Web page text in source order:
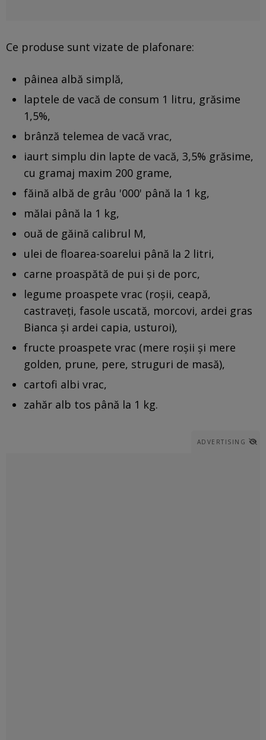
Ce produse sunt vizate de plafonare:
pâinea albă simplă,
laptele de vacă de consum 1 litru, grăsime
1,5%,
brânză telemea de vacă vrac,
iaurt simplu din lapte de vacă, 3,5% grăsime,
cu gramaj maxim 200 grame,
făină albă de grâu '000' până la 1 kg,
mălai până la 1 kg,
ouă de găină calibrul M,
ulei de floarea-soarelui până la 2 litri,
carne proaspătă de pui și de porc,
legume proaspete vrac (roșii, ceapă,
castraveți, fasole uscată, morcovi, ardei gras
Bianca și ardei capia, usturoi),
fructe proaspete vrac (mere roșii și mere
golden, prune, pere, struguri de masă),
cartofi albi vrac,
zahăr alb tos până la 1 kg.
ADVERTISING